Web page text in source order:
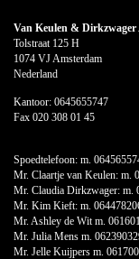
Van Keulen & Dirkzwager
Tolstraat 125 H
1074 VJ Amsterdam
Nederland
Kantoor: 0645655747
Fax 020 308 01 45
Spoedtelefoon: m.
Mr. Claartje van Keulen: m.
Mr. Claudia Dirkzwager: m.
Mr. Kim Kieft: m.
Mr. Ashley de Wit m.
Mr. Julia Mens m.
Mr. Jelle Kuijpers m.